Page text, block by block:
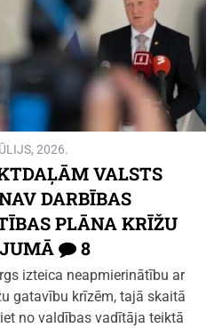
2026.
VALSTS
DARBĪBAS
PLĀNA KRĪŽU
8
izteica neapmierinātību ar
gatavību krīzēm, tajā skaitā
no valdības vadītāja teiktā